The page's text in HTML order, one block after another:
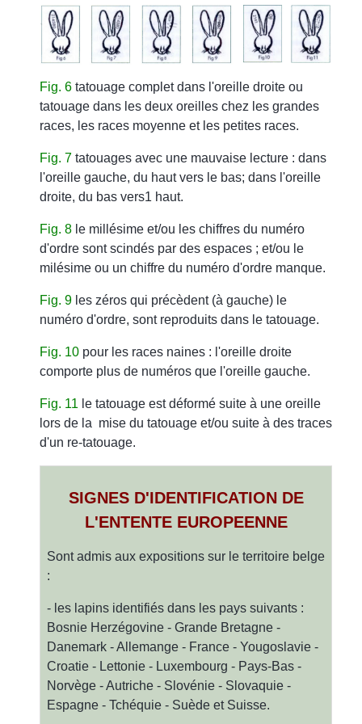
Fig. 6 tatouage complet dans l'oreille droite ou
tatouage dans les deux oreilles chez les grandes
races, les races moyenne et les petites races.
Fig. 7 tatouages avec une mauvaise lecture : dans
l'oreille gauche, du haut vers le bas; dans l'oreille
droite, du bas vers1 haut.
Fig. 8 le millésime et/ou les chiffres du numéro
d'ordre sont scindés par des espaces ; et/ou le
milésime ou un chiffre du numéro d'ordre manque.
Fig. 9 les zéros qui précèdent (à gauche) le
numéro d'ordre, sont reproduits dans le tatouage.
Fig. 10 pour les races naines : l'oreille droite
comporte plus de numéros que l'oreille gauche.
Fig. 11 le tatouage est déformé suite à une oreille
lors de la mise du tatouage et/ou suite à des traces
d'un re-tatouage.
SIGNES D'IDENTIFICATION DE
L'ENTENTE EUROPEENNE
Sont admis aux expositions sur le territoire belge
:
- les lapins identifiés dans les pays suivants :
Bosnie Herzégovine - Grande Bretagne -
Danemark - Allemange - France - Yougoslavie -
Croatie - Lettonie - Luxembourg - Pays-Bas -
Norvège - Autriche - Slovénie - Slovaquie -
Espagne - Tchéquie - Suède et Suisse.